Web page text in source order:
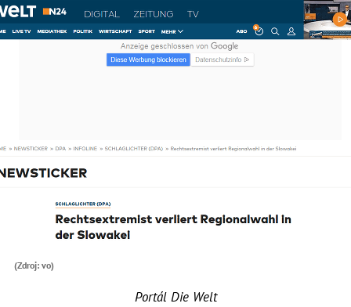
(Zdroj: vo)
Portál Die Welt